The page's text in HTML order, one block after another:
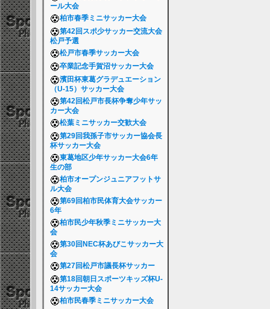
ール大会
柏市春季ミニサッカー大会
第42回スポ少サッカー交流大会
松戸予選
松戸市春季サッカー大会
卒業記念手賀沼サッカー大会
濱田杯東葛グラデュエーション
（U-15）サッカー大会
第42回松戸市長杯争奪少年サッ
カー大会
松葉ミニサッカー交歓大会
第29回我孫子市サッカー協会長
杯サッカー大会
東葛地区少年サッカー大会6年
生の部
柏市オープンジュニアフットサ
ル大会
第69回柏市民体育大会サッカー
6年
柏市民少年秋季ミニサッカー大
会
第30回NEC杯あびこサッカー大
会
第27回松戸市議長杯サッカー
第18回朝日スポーツキッズ杯U-
14サッカー大会
柏市民春季ミニサッカー大会